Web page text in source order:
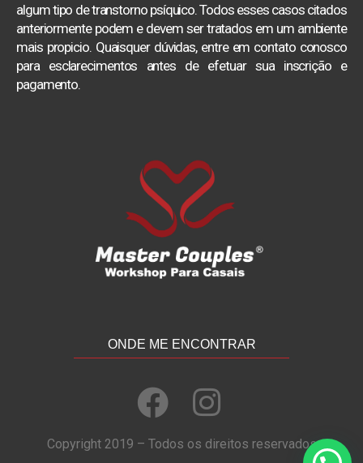
algum tipo de transtorno psíquico. Todos esses casos citados
anteriormente podem e devem ser tratados em um ambiente
mais propicio. Quaisquer dúvidas, entre em contato conosco
para esclarecimentos antes de efetuar sua inscrição e
pagamento.
ONDE ME ENCONTRAR
Copyright 2019 – Todos os direitos reservados